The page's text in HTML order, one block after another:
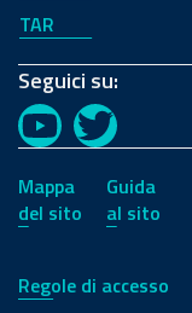
TAR
Seguici su:
YouTubeTwitter
Mappa
del sito
Guida
al sito
Regole di accesso